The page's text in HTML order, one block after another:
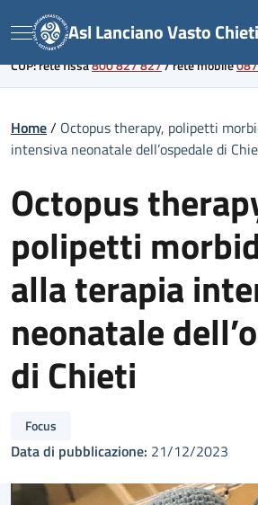
to
content
Link al portale sanitario regionale
Menu Asl Lanciano Vasto Chieti
CUP: rete fissa800 827 827/rete mobile
Home/ Octopus therapy, polipetti
intensiva neonatale dell’ospedale di
Octopus
polipetti
alla terapia
neonatale
di Chieti
Focus
Data di pubblicazione: 21/12/2023